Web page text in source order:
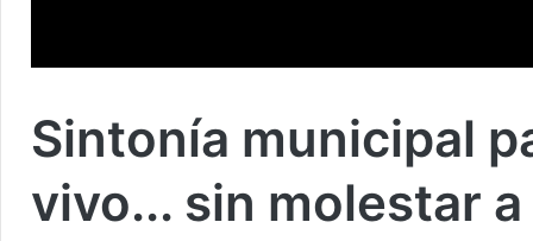
Sintonía municipal
vivo... sin molestar